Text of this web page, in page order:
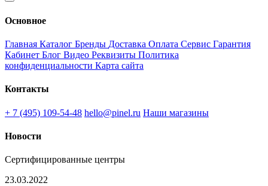
Основное
Главная Каталог Бренды Доставка Оплата Сервис Гарантия
Кабинет Блог Видео Реквизиты Политика
конфиденциальности Карта сайта
Контакты
+ 7 (495) 109-54-48 hello@pinel.ru Наши магазины
Новости
Сертифицированные центры
23.03.2022